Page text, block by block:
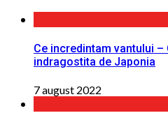
Ce incredintam vantului
indragostita de Japonia
7 august 2022